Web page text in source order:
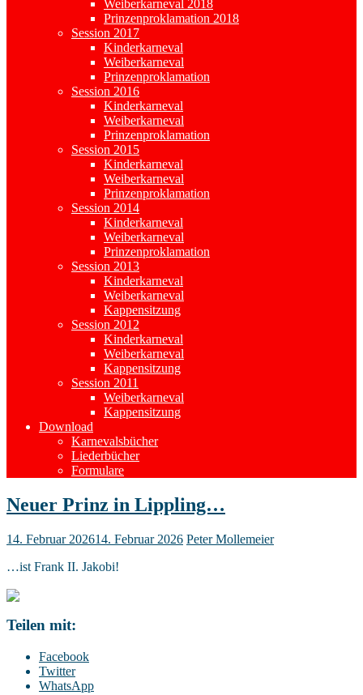
Weiberkarneval 2018
Prinzenproklamation 2018
Session 2017
Kinderkarneval
Weiberkarneval
Prinzenproklamation
Session 2016
Kinderkarneval
Weiberkarneval
Prinzenproklamation
Session 2015
Kinderkarneval
Weiberkarneval
Prinzenproklamation
Session 2014
Kinderkarneval
Weiberkarneval
Prinzenproklamation
Session 2013
Kinderkarneval
Weiberkarneval
Kappensitzung
Session 2012
Kinderkarneval
Weiberkarneval
Kappensitzung
Session 2011
Weiberkarneval
Kappensitzung
Download
Karnevalsbücher
Liederbücher
Formulare
Neuer Prinz in Lippling…
14. Februar 202614. Februar 2026 Peter Mollemeier
…ist Frank II. Jakobi!
Teilen mit:
Facebook
Twitter
WhatsApp